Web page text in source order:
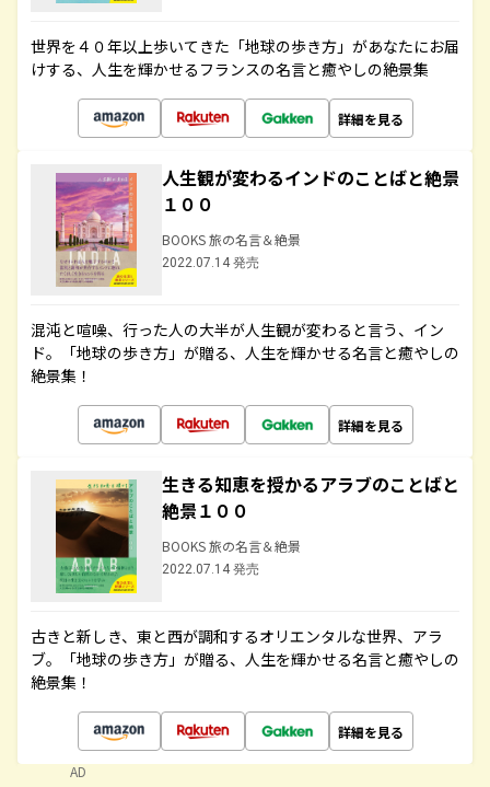
世界を４０年以上歩いてきた「地球の歩き方」があなたにお届
けする、人生を輝かせるフランスの名言と癒やしの絶景集
詳細を見る
人生観が変わるインドのことばと絶景
１００
BOOKS 旅の名言＆絶景
2022.07.14 発売
混沌と喧噪、行った人の大半が人生観が変わると言う、イン
ド。「地球の歩き方」が贈る、人生を輝かせる名言と癒やしの
絶景集！
詳細を見る
生きる知恵を授かるアラブのことばと
絶景１００
BOOKS 旅の名言＆絶景
2022.07.14 発売
古きと新しき、東と西が調和するオリエンタルな世界、アラ
ブ。「地球の歩き方」が贈る、人生を輝かせる名言と癒やしの
絶景集！
詳細を見る
AD